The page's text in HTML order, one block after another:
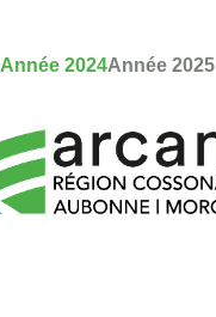
Année 2024Année 2025